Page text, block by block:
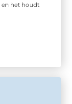
en het houdt